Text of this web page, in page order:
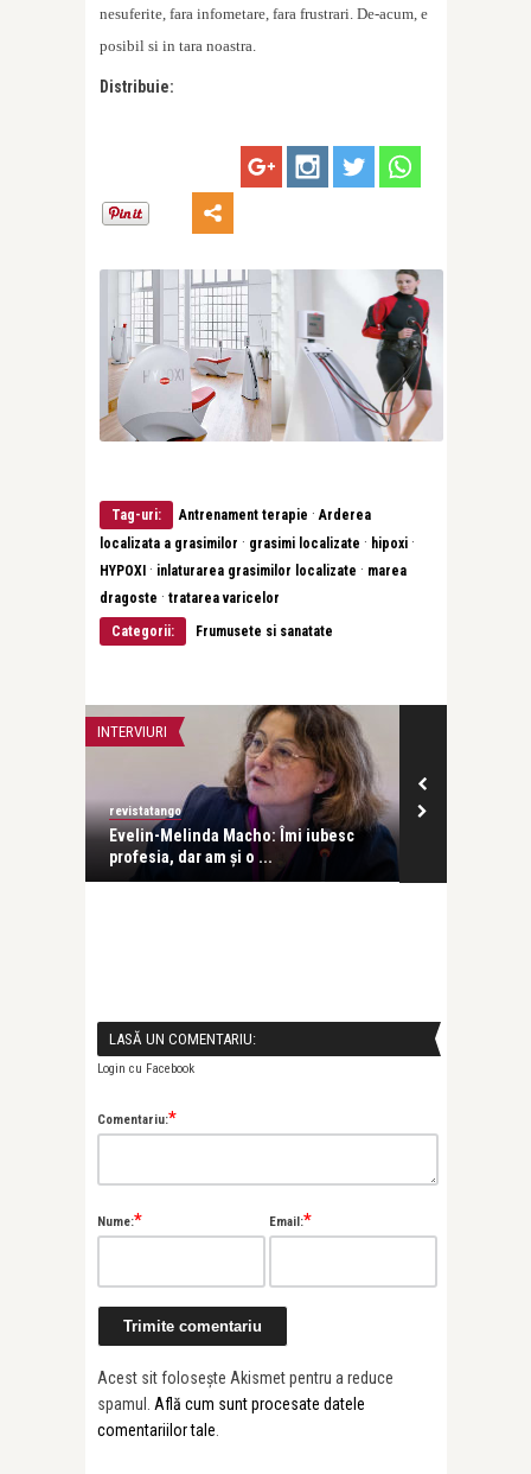
nesuferite, fara infometare, fara frustrari. De-acum, e
posibil si in tara noastra.
Distribuie:
Tag-uri: Antrenament terapie · Arderea
localizata a grasimilor · grasimi localizate · hipoxi ·
HYPOXI · inlaturarea grasimilor localizate · marea
dragoste · tratarea varicelor
Categorii:
Frumusete si sanatate
INTERVIURI
revistatango
Evelin-Melinda Macho: Îmi iubesc
profesia, dar am și o ...
LASĂ UN COMENTARIU:
Login cu Facebook
Comentariu:*
Nume:* Email:*
Acest sit folosește Akismet pentru a reduce
spamul. Află cum sunt procesate datele
comentariilor tale